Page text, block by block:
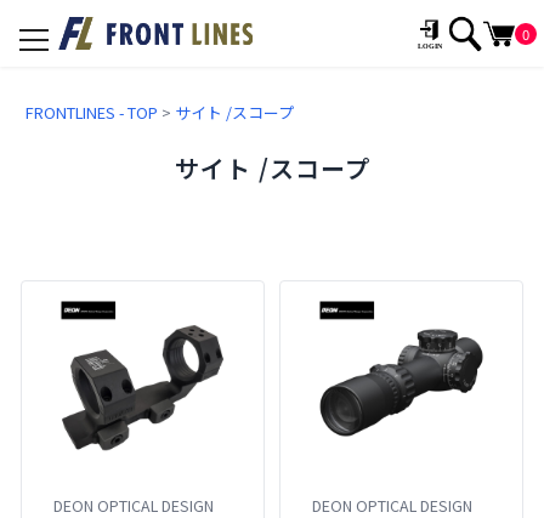
toggle
0
FRONTLINES - TOP > サイト /スコープ
サイト /スコープ
DEON OPTICAL DESIGN DEON OPTICAL DESIGN